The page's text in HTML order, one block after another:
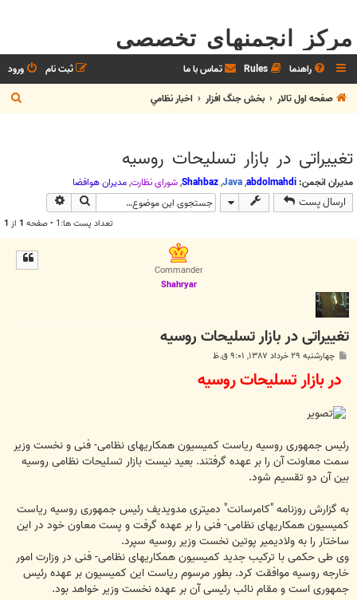
مرکز انجمنهای تخصصی
راهنما Rules تماس با ما ورود
ثبت نام
صفحه اول تالار
بخش جنگ افزار اخبار نظامي
س
تغییراتی در بازار تسلیحات روسیه
مدیران انجمن: abdolmahdi
,
Java
,
Shahbaz
,شوراي نظارت,مديران هوافضا
ارسال پست جستجو
تعداد پست ها:1 • صفحه 1 از 1
Commander
Shahryar
تغییراتی در بازار تسلیحات روسیه
س
ت
چهارشنبه ۲۹ خرداد ۱۳۸۷, ۹:۰۱ ق.ظ
در بازار تسلیحات روسیه
رئیس جمهوری روسیه ریاست كمیسیون همكاریهای نظامی- فنی و نخست وزیر
سمت معاونت آن را بر عهده گرفتند. بعید نیست بازار تسلیحات نظامی روسیه
بین آن دو تقسیم شود.
به گزارش روزنامه "كامرسانت" دمیتری مدویدیف رئیس جمهوری روسیه ریاست
كمیسیون همكاریهای نظامی- فنی را بر عهده گرفت و پست معاون خود در این
ساختار را به ولادیمیر پوتین نخست وزیر روسیه سپرد.
وی طی حكمی با تركیب جدید كمیسیون همكاریهای نظامی- فنی در وزارت امور
خارجه روسیه موافقت كرد. بطور مرسوم ریاست این كمیسیون بر عهده رئیس
جمهوری است و مقام نائب رئیسی آن بر عهده نخست وزیر خواهد بود.